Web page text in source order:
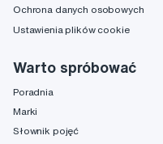
Ochrona danych osobowych
Ustawienia plików cookie
Warto spróbować
Poradnia
Marki
Słownik pojęć